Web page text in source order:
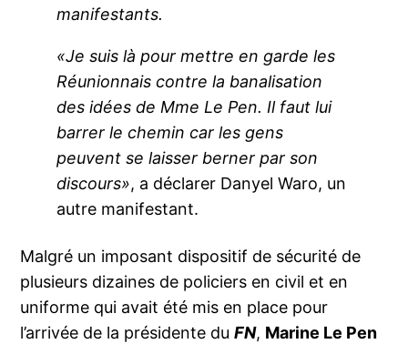
manifestants.
«Je suis là pour mettre en garde les
Réunionnais contre la banalisation
des idées de Mme Le Pen. Il faut lui
barrer le chemin car les gens
peuvent se laisser berner par son
discours», a déclarer Danyel Waro, un
autre manifestant.
Malgré un imposant dispositif de sécurité de
plusieurs dizaines de policiers en civil et en
uniforme qui avait été mis en place pour
l’arrivée de la présidente duFN, Marine Le Pen